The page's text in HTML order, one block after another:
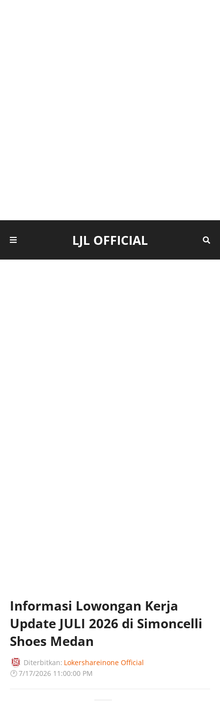
LJL OFFICIAL
Informasi Lowongan Kerja
Update JULI 2026 di Simoncelli
Shoes Medan
Diterbitkan: Lokershareinone Official
🕐7/17/2026 11:00:00 PM